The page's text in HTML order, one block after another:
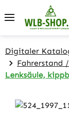
Zum Hauptinhalt
Digitaler
Fahrerstand
Lenksäule,